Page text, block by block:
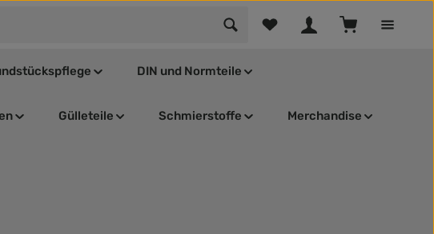
Du hast 0 Produkte auf dem
DIN und Normteile
Gülleteile Schmierstoffe Merchandise